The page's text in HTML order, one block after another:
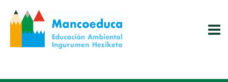
contenido
principal